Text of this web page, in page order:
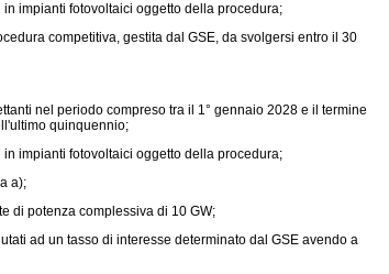
impianti fotovoltaici oggetto della procedura;
competitiva, gestita dal GSE, da svolgersi entro il 30
nel periodo compreso tra il 1° gennaio 2028 e il termine
quinquennio;
impianti fotovoltaici oggetto della procedura;
a);
di potenza complessiva di 10 GW;
ad un tasso di interesse determinato dal GSE avendo a